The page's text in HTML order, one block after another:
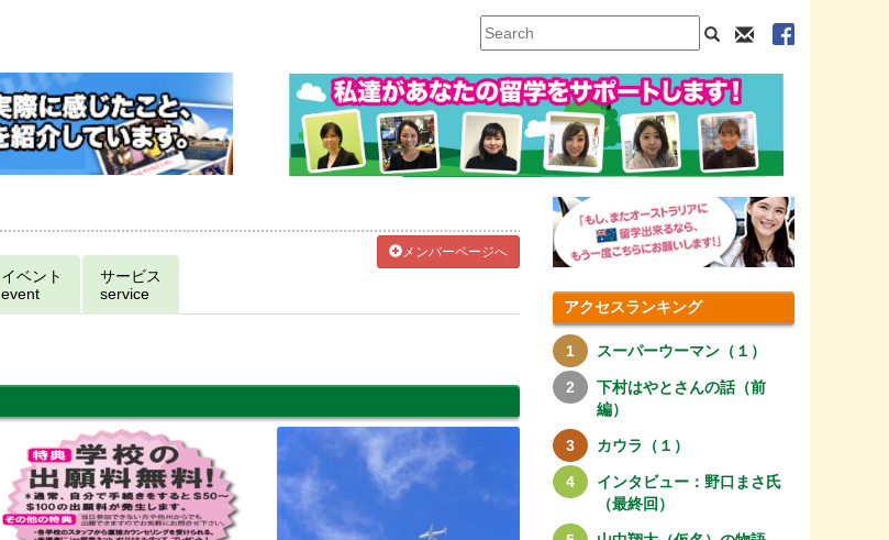
メンバーページへ
イベント
event
サービス
service
アクセスランキング
スーパーウーマン（１）
下村はやとさんの話（前
編）
カウラ（１）
インタビュー：野口まさ氏
（最終回）